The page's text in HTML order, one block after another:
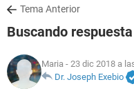
SALUD
NUTRICIÓN
Tema Anterior
Buscando respuesta
Maria - 23 dic 2018 a
Dr. Joseph Exebio